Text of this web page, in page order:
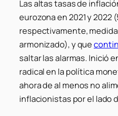
Las altas tasas de
eurozona en 2021 y 2022
respectivamente,
armonizado), y que
saltar las alarmas. Inició
radical en la política
ahora de al menos no
inflacionistas por el lado